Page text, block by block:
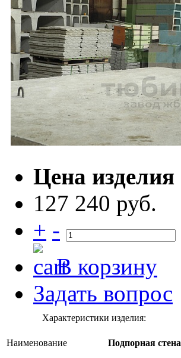
Цена изделия
127 240 руб.
+ -
В корзину
Задать вопрос
Характеристики изделия:
Наименование Подпорная стена